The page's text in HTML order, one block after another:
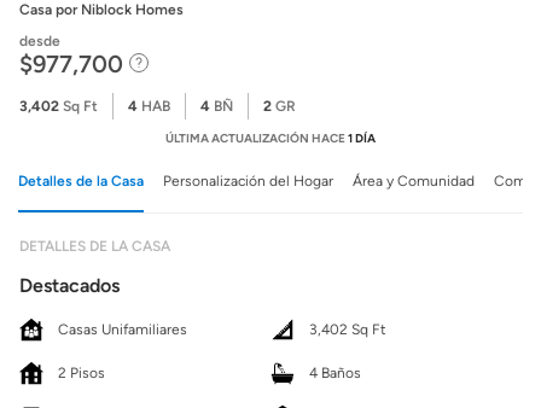
Casa por Niblock Homes
desde
$977,700
3,402 Sq Ft 4 HAB 4 BÑ 2 GR
ÚLTIMA ACTUALIZACIÓN HACE1 DÍA
Detalles de la Casa Personalización del Hogar Área y Comunidad
DETALLES DE LA CASA
Destacados
Casas Unifamiliares 3,402 Sq Ft
2 Pisos 4 Baños